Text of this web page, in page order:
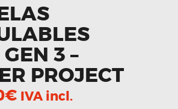
3 –
PROJECT
€ IVA incl.